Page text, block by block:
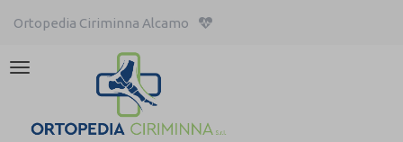
Ortopedia Ciriminna Alcamo
Attiva/disattiva